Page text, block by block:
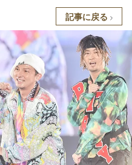
記事に戻る